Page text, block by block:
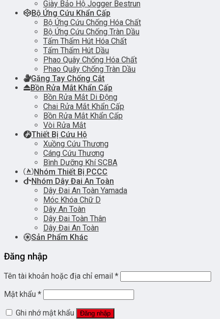
Giày Bảo Hộ Jogger Bestrun
Bộ Ứng Cứu Khẩn Cấp
Bộ Ứng Cứu Chống Hóa Chất
Bộ Ứng Cứu Chống Tràn Dầu
Tấm Thấm Hút Hóa Chất
Tấm Thấm Hút Dầu
Phao Quây Chống Hóa Chất
Phao Quây Chống Tràn Dầu
Găng Tay Chống Cắt
Bồn Rửa Mắt Khẩn Cấp
Bồn Rửa Mắt Di Động
Chai Rửa Mắt Khẩn Cấp
Bồn Rửa Mắt Khẩn Cấp
Vòi Rửa Mắt
Thiết Bị Cứu Hộ
Xuồng Cứu Thương
Cáng Cứu Thương
Bình Dưỡng Khí SCBA
Nhóm Thiết Bị PCCC
Nhóm Dây Đai An Toàn
Dây Đai An Toàn Yamada
Móc Khóa Chữ D
Dây An Toàn
Dây Đai Toàn Thân
Dây Đai An Toàn
Sản Phẩm Khác
Đăng nhập
Tên tài khoản hoặc địa chỉ email *
Mật khẩu *
Ghi nhớ mật khẩu
Đăng nhập